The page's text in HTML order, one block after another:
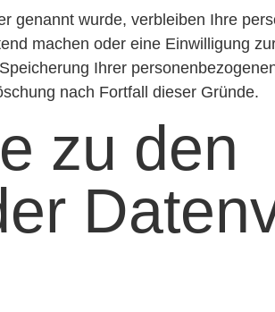
wurde, verbleiben Ihre
machen oder eine Einwilligung
Ihrer
nach Fortfall dieser Gründe.
zu den